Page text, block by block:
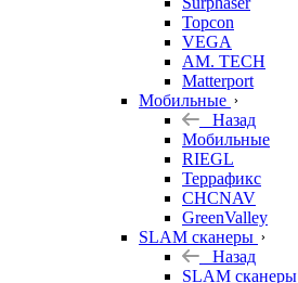
Topcon
VEGA
AM. TECH
Matterport
Мобильные
Назад
Мобильные
RIEGL
Террафикс
CHCNAV
GreenValley
SLAM сканеры
Назад
SLAM сканеры